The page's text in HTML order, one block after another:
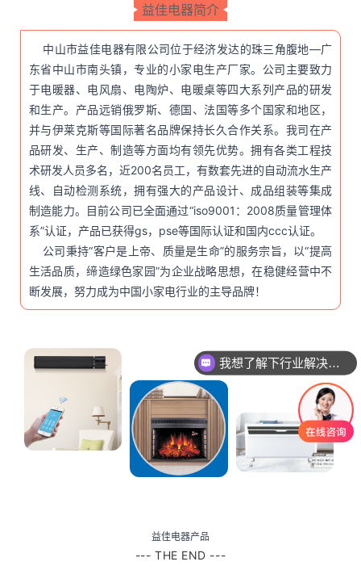
益佳电器简介
中山市益佳电器有限公司位于经济发达的珠三角腹地—广
东省中山市南头镇，专业的小家电生产厂家。公司主要致力
于电暖器、电风扇、电陶炉、电暖桌等四大系列产品的研发
和生产。产品远销俄罗斯、德国、法国等多个国家和地区，
并与伊莱克斯等国际著名品牌保持长久合作关系。我司在产
品研发、生产、制造等方面均有领先优势。拥有各类工程技
术研发人员多名，近200名员工，有数套先进的自动流水生产
线、自动检测系统，拥有强大的产品设计、成品组装等集成
制造能力。目前公司已全面通过“iso9001：2008质量管理体
系”认证，产品已获得gs，pse等国际认证和国内ccc认证。
公司秉持“客户是上帝、质量是生命”的服务宗旨，以“提高
生活品质，缔造绿色家园”为企业战略思想，在稳健经营中不
断发展，努力成为中国小家电行业的主导品牌！
益佳电器产品
--- THE END ---
您公司做过哪些案例呢